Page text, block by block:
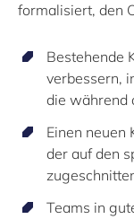
formalisiert, den
Bestehende
verbessern,
die während
Einen neuen
der auf den
Teams in